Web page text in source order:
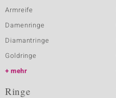
Armreife
Damenringe
Diamantringe
Goldringe
mehr
Ringe